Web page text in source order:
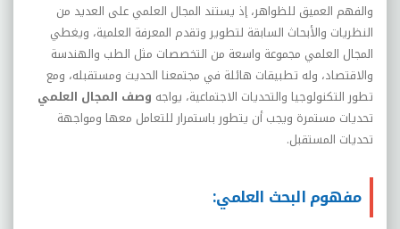
والفهم العميق للظواهر، إذ يستند المجال العلمي على العديد من
النظريات والأبحاث السابقة لتطوير وتقدم المعرفة العلمية، ويغطي
المجال العلمي مجموعة واسعة من التخصصات مثل الطب والهندسة
والاقتصاد، وله تطبيقات هائلة في مجتمعنا الحديث ومستقبله، ومع
تطور التكنولوجيا والتحديات الاجتماعية، يواجه وصف المجال العلمي
تحديات مستمرة ويجب أن يتطور باستمرار للتعامل معها ومواجهة
تحديات المستقبل.
مفهوم البحث العلمي: